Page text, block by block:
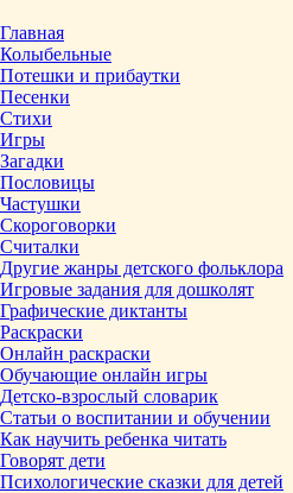
Главная
Колыбельные
Потешки и прибаутки
Песенки
Стихи
Игры
Загадки
Пословицы
Частушки
Скороговорки
Считалки
Другие жанры детского фольклора
Игровые задания для дошколят
Графические диктанты
Раскраски
Онлайн раскраски
Обучающие онлайн игры
Детско-взрослый словарик
Статьи о воспитании и обучении
Как научить ребенка читать
Говорят дети
Психологические сказки для детей